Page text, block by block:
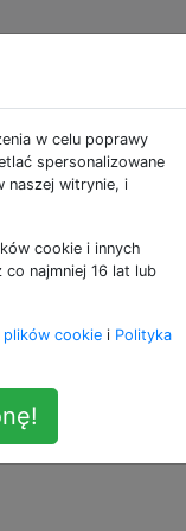
echa
Ale kiedy
mam ten problem:
Ihres Amazon-
Sie bitte in
w celu poprawy
spersonalizowane
naszej witrynie, i
cookie i innych
najmniej 16 lat lub
plików cookie i Polityka